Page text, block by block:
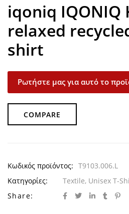
iqoniq IQONIQ
relaxed
shirt
Ρωτήστε μας για αυτό το
COMPARE
Κωδικός προϊόντος: T9103.006.L
Κατηγορίες:
Textile, Unisex T-
Share: